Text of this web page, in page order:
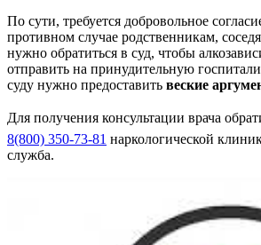
По сути, требуется добровольное
противном случае родственникам,
нужно обратиться в суд, чтобы
отправить на принудительную
суду нужно предоставить веские
Для получения консультации врача
8(800) 350-73-81 наркологической
служба.